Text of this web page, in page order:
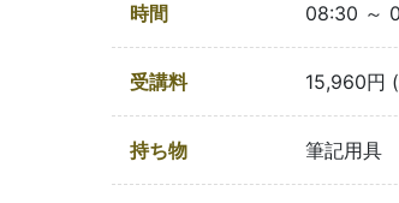
時間 08:30 ～
受講料 15,960円
持ち物 筆記用具